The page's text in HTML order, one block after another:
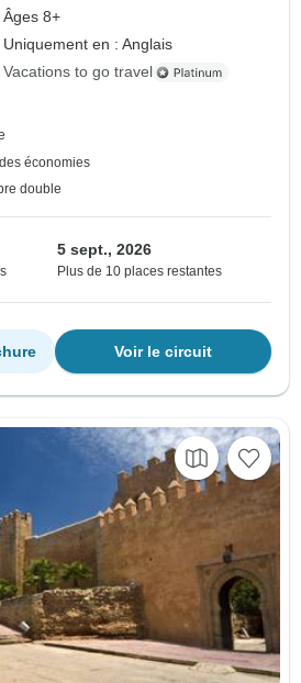
Âges 8+
Uniquement en : Anglais
Vacations to go travel
économies
double
5 sept., 2026
Plus de 10 places restantes
Voir le circuit